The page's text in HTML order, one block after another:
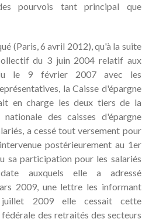
pourvois tant principal que
(Paris, 6 avril 2012), qu'à la suite
du 3 juin 2004 relatif aux
le 9 février 2007 avec les
la Caisse d'épargne
en charge les deux tiers de la
des caisses d'épargne
a cessé tout versement pour
postérieurement au 1er
sa participation pour les salariés
auxquels elle a adressé
2009, une lettre les informant
2009 elle cessait cette
des retraités des secteurs